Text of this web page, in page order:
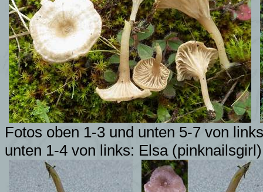
Fotos oben 1-3 und unten 5-7 von
unten 1-4 von links: Elsa (pinknailsgirl)